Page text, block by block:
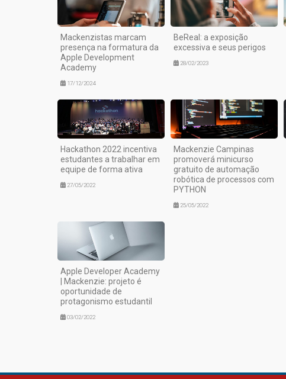
Mackenzistas marcam
presença na formatura da
Apple Development
Academy
17/12/2024
BeReal: a exposição
excessiva e seus perigos
28/02/2023
Hackathon 2022 incentiva
estudantes a trabalhar em
equipe de forma ativa
27/05/2022
Mackenzie Campinas
promoverá minicurso
gratuito de automação
robótica de processos com
PYTHON
25/05/2022
Apple Developer Academy
| Mackenzie: projeto é
oportunidade de
protagonismo estudantil
03/02/2022